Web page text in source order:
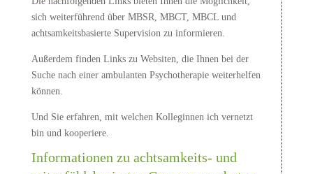
sich weiterführend über MBSR, MBCT, MBCL und
achtsamkeitsbasierte Supervision zu informieren.
Außerdem finden Links zu Websiten, die Ihnen bei der
Suche nach einer ambulanten Psychotherapie weiterhelfen
können.
Und Sie erfahren, mit welchen Kolleginnen ich vernetzt
bin und kooperiere.
Informationen zu achtsamkeits- und